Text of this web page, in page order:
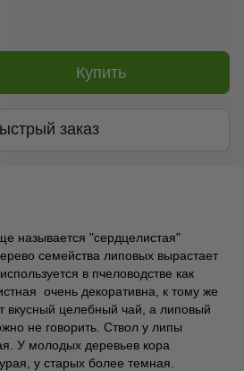
Купить
заказ
называется "сердцелистая"
семейства липовых вырастает
в пчеловодстве как
очень декоративна, к тому же
вкусный целебный чай, а липовый
не говорить. Ствол у липы
У молодых деревьев кора
у старых более темная.